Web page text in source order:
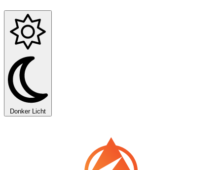
Donker Licht